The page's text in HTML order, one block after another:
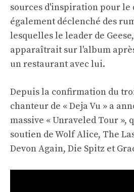
sources d'inspiration pour le
également déclenché des
lesquelles le leader de
apparaîtrait sur l'album
un restaurant avec lui.
Depuis la confirmation du
chanteur de « Deja Vu » a
massive « Unraveled Tour »,
soutien de Wolf Alice, The
Devon Again, Die Spitz et